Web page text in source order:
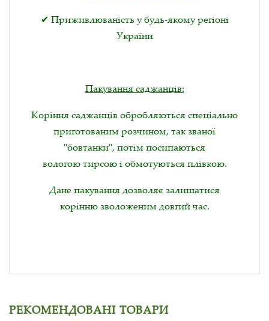
✔ Приживлюваність у будь-якому регіоні
України
Пакування саджанців:
Коріння саджанців обробляються спеціально
приготованим розчином, так званої
"бовтанки", потім посипаються
вологою тирсою і обмотуються плівкою.
Дане пакування дозволяє залишатися
корінню зволоженим довгий час.
РЕКОМЕНДОВАНІ ТОВАРИ